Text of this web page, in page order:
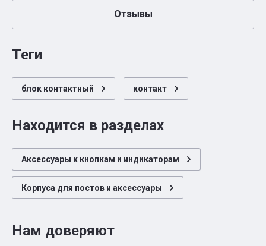
Отзывы
теги
блок контактный контакт
Находится в разделах
Аксессуары к кнопкам и индикаторам
Корпуса для постов и аксессуары
Нам доверяют